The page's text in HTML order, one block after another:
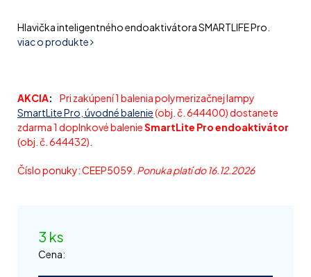
Hlavička inteligentného endoaktivátora SMARTLIFE Pro.
viac o produkte
AKCIA
Pri zakúpení 1 balenia polymerizačnej lampy
SmartLite Pro, úvodné balenie(obj. č. 644400) dostanete
zdarma 1 doplnkové balenieSmartLite Pro endoaktivátor
(obj. č. 644432).
Číslo ponuky: CEEP5059. Ponuka platí do 16.12.2026
3 ks
Cena: